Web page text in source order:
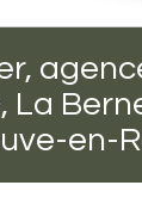
La
en-